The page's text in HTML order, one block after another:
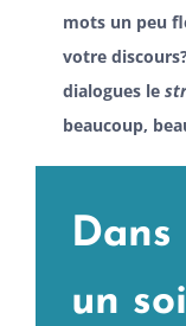
mots un peu
votre
dialogues le
beaucoup,
un